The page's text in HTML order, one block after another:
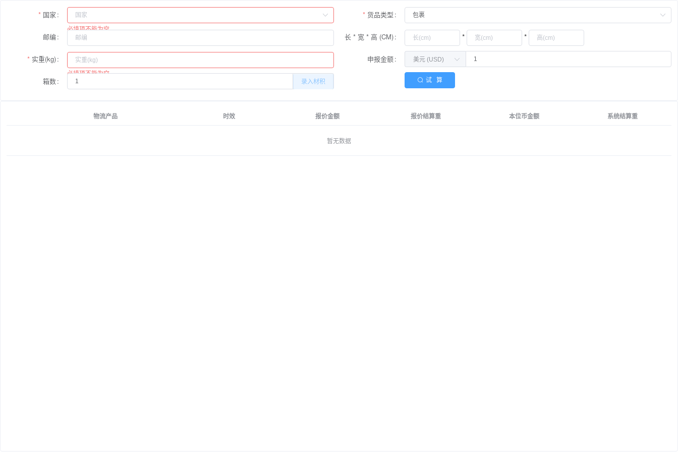
国家
必填项不能为空
邮编
实重(kg)
必填项不能为空
箱数 录入材积
货品类型
长 * 宽 * 高 (CM) * *
申报金额
试 算
物流产品 时效 报价金额 报价结算重 本位币金额 系统结算重
暂无数据